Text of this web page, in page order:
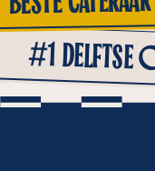
#1 DELFTSE